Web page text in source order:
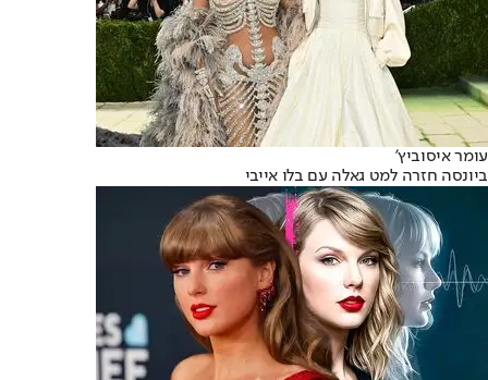
עומר איסוביץ'
ביונסה חזרה למט גאלה עם בלו אייבי